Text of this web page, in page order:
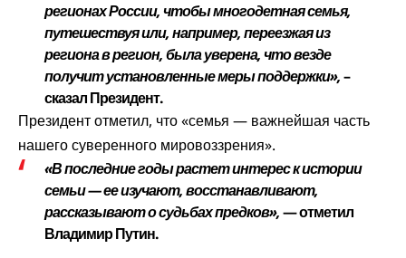
регионах России, чтобы многодетная семья,
путешествуя или, например, переезжая из
региона в регион, была уверена, что везде
получит установленные меры поддержки»,–
сказал Президент.
Президент отметил, что «семья — важнейшая часть
нашего суверенного мировоззрения».
«В последние годы растет интерес к истории
семьи — ее изучают, восстанавливают,
рассказывают о судьбах предков»,— отметил
Владимир Путин.